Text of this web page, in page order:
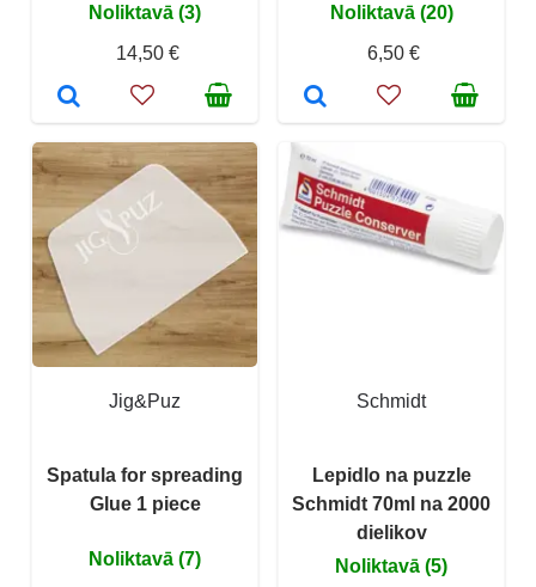
Noliktavā (3)
14,50 €
Noliktavā (20)
6,50 €
Jig&Puz
Spatula for spreading
Glue 1 piece
Noliktavā (7)
Schmidt
Lepidlo na puzzle
Schmidt 70ml na 2000
dielikov
Noliktavā (5)